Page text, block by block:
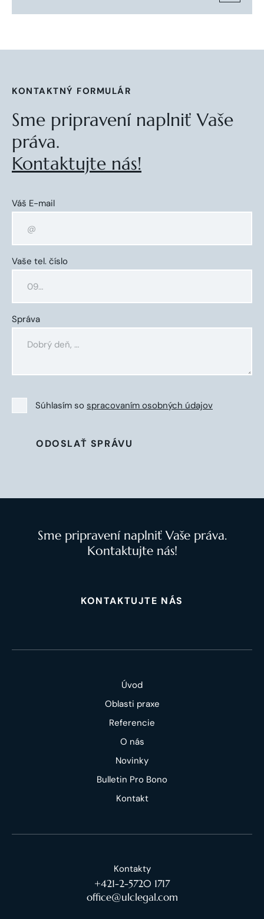
KONTAKTNÝ FORMULÁR
Sme pripravení naplniť Vaše
práva.
Kontaktujte nás!
Váš E-mail
Vaše tel. číslo
Správa
Súhlasím so spracovaním osobných údajov
ODOSLAŤ SPRÁVU
Sme pripravení naplniť Vaše práva.
Kontaktujte nás!
KONTAKTUJTE NÁS
Úvod
Oblasti praxe
Referencie
O nás
Novinky
Bulletin Pro Bono
Kontakt
Kontakty
+421-2-5720 1717
office@ulclegal.com